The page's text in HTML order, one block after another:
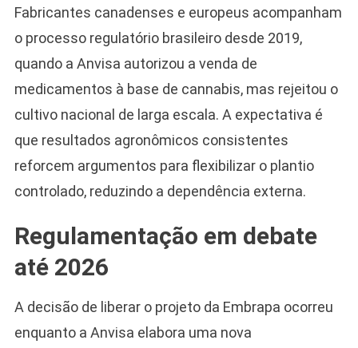
Fabricantes canadenses e europeus acompanham
o processo regulatório brasileiro desde 2019,
quando a Anvisa autorizou a venda de
medicamentos à base de cannabis, mas rejeitou o
cultivo nacional de larga escala. A expectativa é
que resultados agronômicos consistentes
reforcem argumentos para flexibilizar o plantio
controlado, reduzindo a dependência externa.
Regulamentação em debate
até 2026
A decisão de liberar o projeto da Embrapa ocorreu
enquanto a Anvisa elabora uma nova